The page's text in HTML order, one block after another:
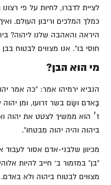
לציית לדברו, לחיות על פי
כמלך המלכים וריבון העולם.
היראה והאהבה שלנו ליהוה?
חוסי בו". אנו מצוּוים לבטוח
מי הוא הבן?
הנביא ירמיהו אמר: "כה אמר
בָּאדם ושָׂם בשר זרועו, ומן יהוה
ז׳ הוא ממשיך לצטט את יהוה
ביהוה והיה יהוה מִבטחו".
מכיוון שלבני-אדם אסור
"בן" במזמור ב' חייב להיות
מצוּוים לבטוח ביהוה ולא